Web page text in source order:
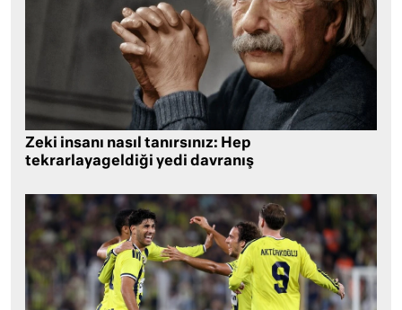
Zeki insanı nasıl tanırsınız: Hep
tekrarlayageldiği yedi davranış